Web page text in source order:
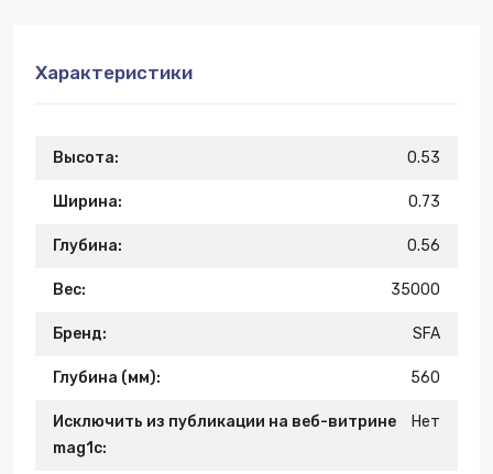
Характеристики
Высота: 0.53
Ширина: 0.73
Глубина: 0.56
Вес: 35000
Бренд: SFA
Глубина (мм): 560
Исключить из публикации на веб-витрине
mag1c:
Нет